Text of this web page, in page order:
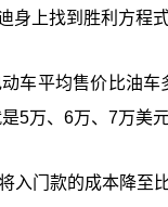
身上找到胜利方程式
车平均售价比油
5万、6万、7万美
入门款的成本降至